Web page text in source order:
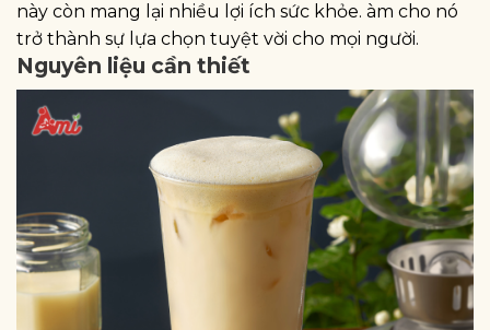
này còn mang lại nhiều lợi ích sức khỏe. àm cho nó
trở thành sự lựa chọn tuyệt vời cho mọi người.
Nguyên liệu cần thiết